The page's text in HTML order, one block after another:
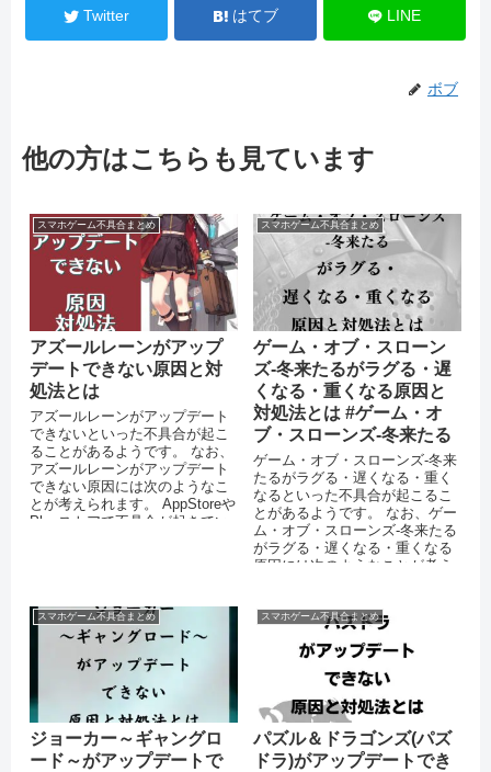
Twitter はてブ LINE
ボブ
他の方はこちらも見ています
スマホゲーム不具合まとめ
アズールレーンがアップ
デートできない原因と対
処法とは
アズールレーンがアップデート
できないといった不具合が起こ
ることがあるようです。 なお、
アズールレーンがアップデート
できない原因には次のようなこ
とが考えられます。 AppStoreや
Playストアで不具合が起きてい
スマホゲーム不具合まとめ
ゲーム・オブ・スローン
ズ-冬来たるがラグる・遅
くなる・重くなる原因と
対処法とは #ゲーム・オ
ブ・スローンズ-冬来たる
ゲーム・オブ・スローンズ-冬来
たるがラグる・遅くなる・重く
なるといった不具合が起こるこ
とがあるようです。 なお、ゲー
ム・オブ・スローンズ-冬来たる
がラグる・遅くなる・重くなる
原因には次のようなことが考え
スマホゲーム不具合まとめ
ジョーカー～ギャングロ
ード～がアップデートで
スマホゲーム不具合まとめ
パズル＆ドラゴンズ(パズ
ドラ)がアップデートでき